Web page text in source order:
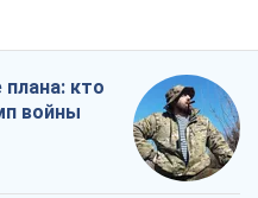
плана: кто
войны